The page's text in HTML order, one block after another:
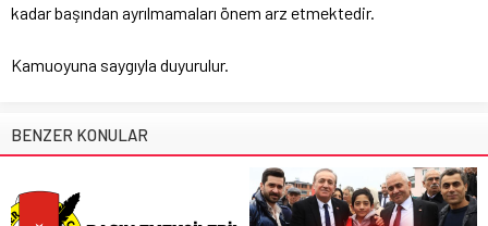
kadar başından ayrılmamaları önem arz etmektedir.
Kamuoyuna saygıyla duyurulur.
BENZER KONULAR